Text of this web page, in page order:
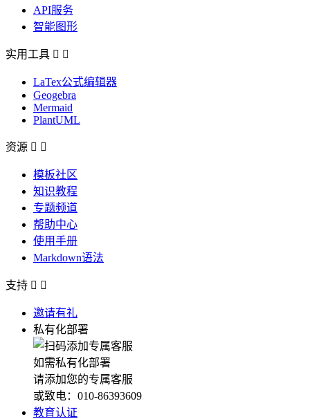
API服务
智能图形
实用工具  
LaTex公式编辑器
Geogebra
Mermaid
PlantUML
资源  
模板社区
知识教程
专题频道
帮助中心
使用手册
Markdown语法
支持  
邀请有礼
私有化部署
如需私有化部署
请添加您的专属客服
或致电：010-86393609
教育认证